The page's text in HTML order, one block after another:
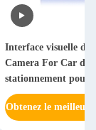
Interface visuelle de
Camera For Car
stationnement pour
Obtenez le meilleur